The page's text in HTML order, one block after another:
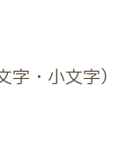
・小文字）